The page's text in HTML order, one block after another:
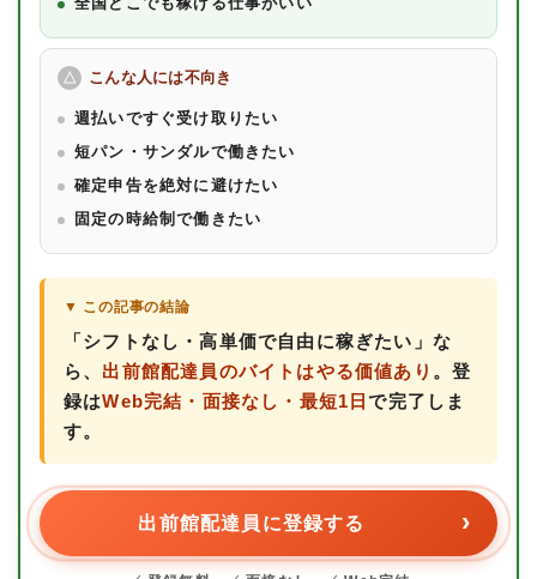
こんな人には不向き
週払いですぐ受け取りたい
短パン・サンダルで働きたい
確定申告を絶対に避けたい
固定の時給制で働きたい
▼ この記事の結論
「シフトなし・高単価で自由に稼ぎたい」な
ら、 出前館配達員のバイトはやる価値あり 。登
録はWeb完結・面接なし・最短1日で完了しま
す。
出前館配達員に登録する